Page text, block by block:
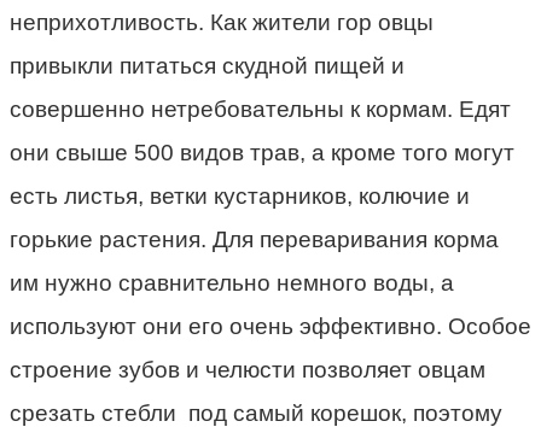
неприхотливость. Как жители гор овцы
привыкли питаться скудной пищей и
совершенно нетребовательны к кормам. Едят
они свыше 500 видов трав, а кроме того могут
есть листья, ветки кустарников, колючие и
горькие растения. Для переваривания корма
им нужно сравнительно немного воды, а
используют они его очень эффективно. Особое
строение зубов и челюсти позволяет овцам
срезать стебли под самый корешок, поэтому